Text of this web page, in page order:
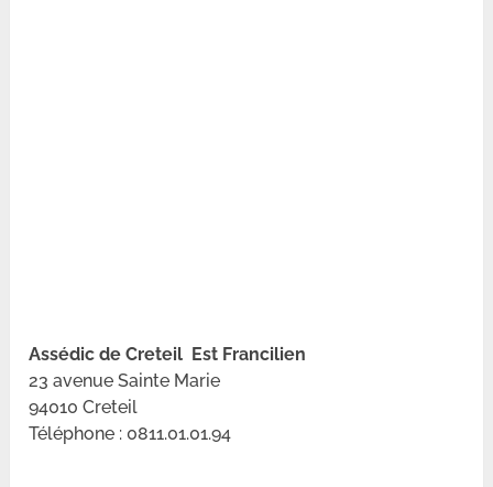
Assédic de Creteil Est Francilien
23 avenue Sainte Marie
94010 Creteil
Téléphone : 0811.01.01.94